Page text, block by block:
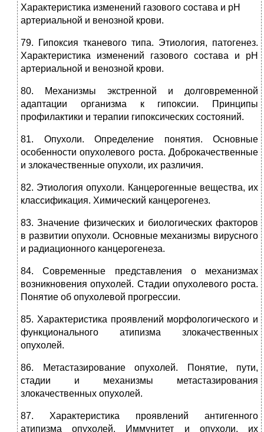
Характеристика изменений газового состава и рН
артериальной и венозной крови.
79. Гипоксия тканевого типа. Этиология, патогенез.
Характеристика изменений газового состава и рН
артериальной и венозной крови.
80. Механизмы экстренной и долговременной
адаптации организма к гипоксии. Принципы
профилактики и терапии гипоксических состояний.
81. Опухоли. Определение понятия. Основные
особенности опухолевого роста. Доброкачественные
и злокачественные опухоли, их различия.
82. Этиология опухоли. Канцерогенные вещества, их
классификация. Химический канцерогенез.
83. Значение физических и биологических факторов
в развитии опухоли. Основные механизмы вирусного
и радиационного канцерогенеза.
84. Современные представления о механизмах
возникновения опухолей. Стадии опухолевого роста.
Понятие об опухолевой прогрессии.
85. Характеристика проявлений морфологического и
функционального атипизма злокачественных
опухолей.
86. Метастазирование опухолей. Понятие, пути,
стадии и механизмы метастазирования
злокачественных опухолей.
87. Характеристика проявлений антигенного
атипизма опухолей. Иммунитет и опухоли, их